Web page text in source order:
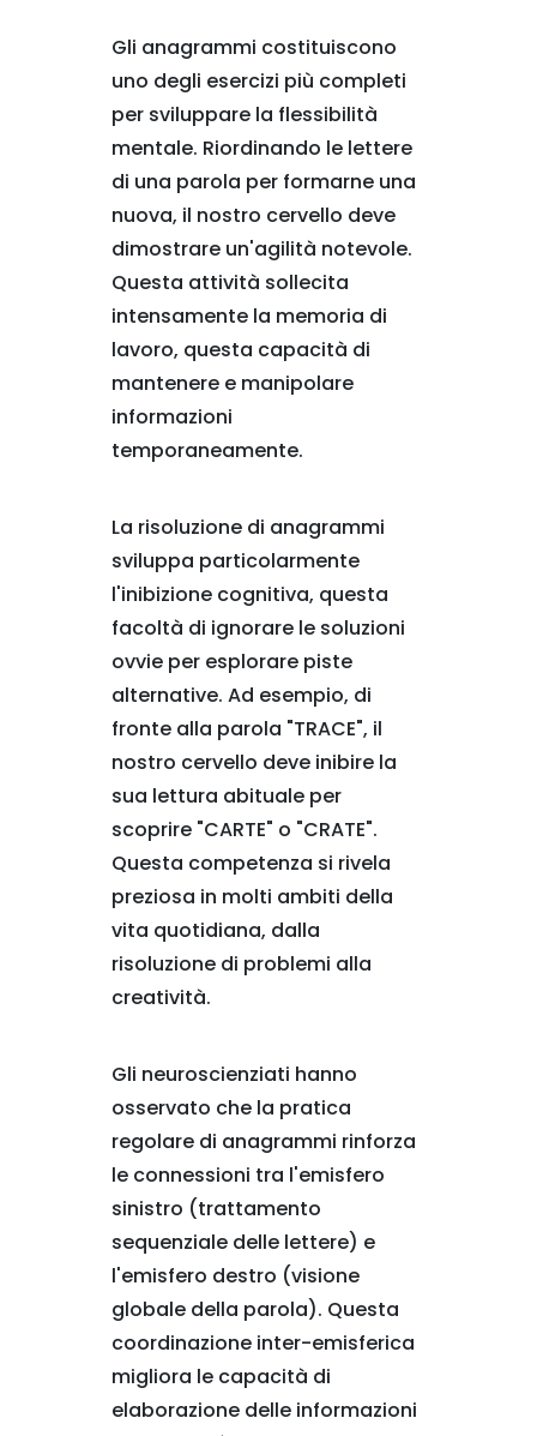
Gli anagrammi costituiscono
uno degli esercizi più completi
per sviluppare la flessibilità
mentale. Riordinando le lettere
di una parola per formarne una
nuova, il nostro cervello deve
dimostrare un'agilità notevole.
Questa attività sollecita
intensamente la memoria di
lavoro, questa capacità di
mantenere e manipolare
informazioni
temporaneamente.
La risoluzione di anagrammi
sviluppa particolarmente
l'inibizione cognitiva, questa
facoltà di ignorare le soluzioni
ovvie per esplorare piste
alternative. Ad esempio, di
fronte alla parola "TRACE", il
nostro cervello deve inibire la
sua lettura abituale per
scoprire "CARTE" o "CRATE".
Questa competenza si rivela
preziosa in molti ambiti della
vita quotidiana, dalla
risoluzione di problemi alla
creatività.
Gli neuroscienziati hanno
osservato che la pratica
regolare di anagrammi rinforza
le connessioni tra l'emisfero
sinistro (trattamento
sequenziale delle lettere) e
l'emisfero destro (visione
globale della parola). Questa
coordinazione inter-emisferica
migliora le capacità di
elaborazione delle informazioni